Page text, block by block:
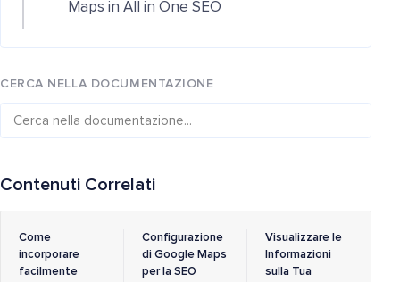
Maps in All in One SEO
CERCA NELLA DOCUMENTAZIONE
Contenuti Correlati
Come
incorporare
facilmente
Configurazione
di Google Maps
per la SEO
Visualizzare le
Informazioni
sulla Tua